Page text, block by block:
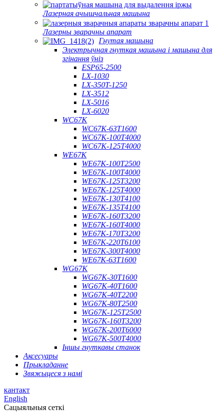
Лазерная ачышчальная машына
Лазерны зварачны апарат
Гнутая машына
Электрычная гнуткая машына і машына для
згінання ўніз
ESP65-2500
LX-1030
LX-350T-1250
LX-3512
LX-5016
LX-6020
WC67K
WC67K-63T1600
WC67K-100T4000
WC67K-125T4000
WE67K
WE67K-100T2500
WE67K-100T4000
WE67K-125T3200
WE67K-125T4000
WE67K-130T4100
WE67K-135T4100
WE67K-160T3200
WE67K-160T4000
WE67K-170T3200
WE67K-220T6100
WE67K-300T4000
WE67K-63T1600
WG67K
WG67K-30T1600
WG67K-40T1600
WG67K-40T2200
WG67K-80T2500
WG67K-125T2500
WG67K-160T3200
WG67K-200T6000
WG67K-500T4000
Іншы гнуткавы станок
Аксесуары
Прыкладанне
Звяжыцеся з намі
кантакт
English
Сацыяльныя сеткі